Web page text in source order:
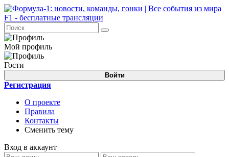
Мой профиль
Гости
Войти
Регистрация
О проекте
Правила
Контакты
Сменить тему
Вход в аккаунт